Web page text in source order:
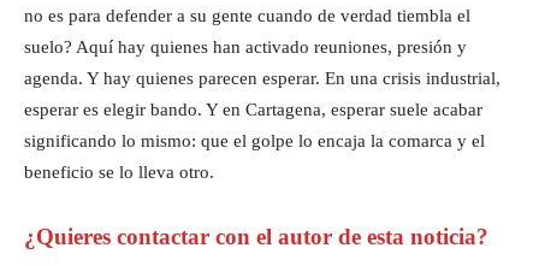
no es para defender a su gente cuando de verdad tiembla el
suelo? Aquí hay quienes han activado reuniones, presión y
agenda. Y hay quienes parecen esperar. En una crisis industrial,
esperar es elegir bando. Y en Cartagena, esperar suele acabar
significando lo mismo: que el golpe lo encaja la comarca y el
beneficio se lo lleva otro.
¿Quieres contactar con el autor de esta noticia?